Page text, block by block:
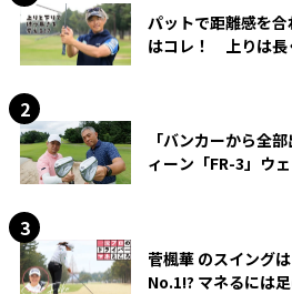
パットで距離感を
はコレ！ 上りは長
「バンカーから全
ィーン「FR-3」ウ
菅楓華 のスイング
No.1!? マネる